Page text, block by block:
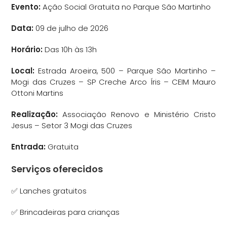
Evento:Ação Social Gratuita no Parque São Martinho
Data:09 de julho de 2026
Horário:Das 10h às 13h
Local: Estrada Aroeira, 500 – Parque São Martinho –
Mogi das Cruzes – SP Creche Arco Íris – CEIM Mauro
Ottoni Martins
Realização: Associação Renovo e Ministério Cristo
Jesus – Setor 3 Mogi das Cruzes
Entrada: Gratuita
Serviços oferecidos
✅ Lanches gratuitos
✅ Brincadeiras para crianças